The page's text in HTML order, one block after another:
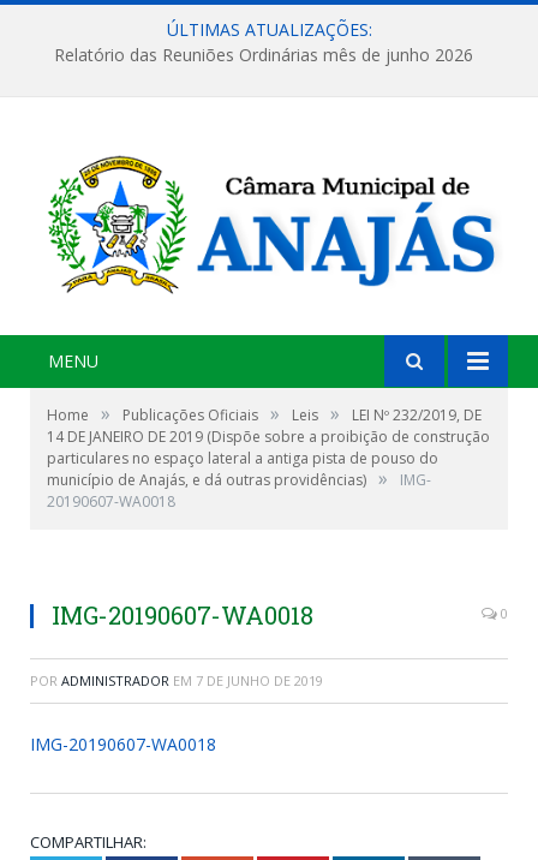
ÚLTIMAS ATUALIZAÇÕES:
Relatório das Reuniões Ordinárias mês de junho 2026
MENU
Home » Publicações Oficiais » Leis »
LEI Nº 232/2019, DE
14 DE JANEIRO DE 2019 (Dispõe sobre a proibição de construção
particulares no espaço lateral a antiga pista de pouso do
município de Anajás, e dá outras providências) »
IMG-
20190607-WA0018
IMG-20190607-WA0018 0
POR ADMINISTRADOR EM 7 DE JUNHO DE 2019
IMG-20190607-WA0018
COMPARTILHAR: